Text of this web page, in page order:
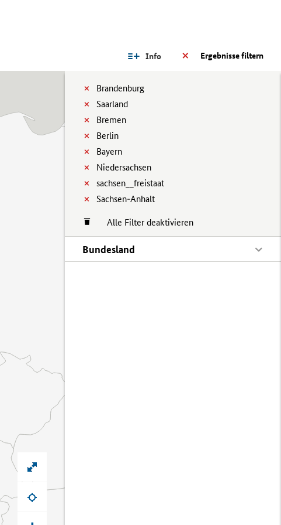
Ergebnisse filtern
Info
Brandenburg
Saarland
Bremen
Berlin
Bayern
Niedersachsen
sachsen__freistaat
Sachsen-Anhalt
Alle Filter deaktivieren
Bundesland